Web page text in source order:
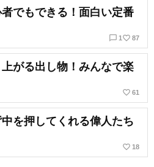
者でもできる！面白い定番
chat_bubble_outline 1 favorite_border 87
がる出し物！みんなで楽
favorite_border 61
を押してくれる偉人たち
favorite_border 18